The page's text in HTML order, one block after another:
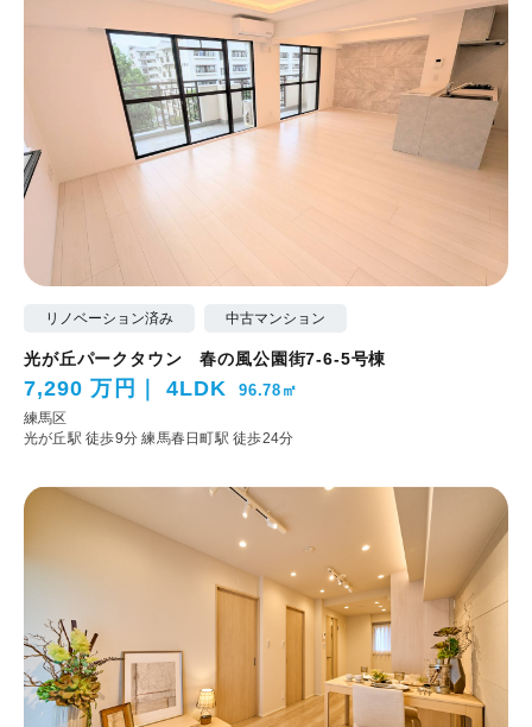
リノベーション済み 中古マンション
光が丘パークタウン 春の風公園街7-6-5号棟
7,290 万円 4LDK 96.78㎡
練馬区
光が丘駅 徒歩9分練馬春日町駅 徒歩24分